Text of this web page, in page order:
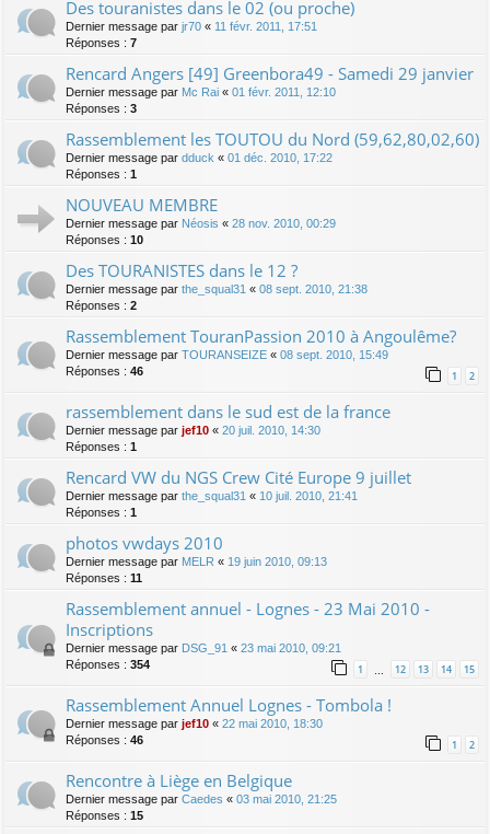
Des touranistes dans le 02 (ou proche)
Dernier message par jr70 « 11 févr. 2011, 17:51
Réponses : 7
Rencard Angers [49] Greenbora49 - Samedi 29 janvier
Dernier message par Mc Rai « 01 févr. 2011, 12:10
Réponses : 3
Rassemblement les TOUTOU du Nord (59,62,80,02,60)
Dernier message par dduck « 01 déc. 2010, 17:22
Réponses : 1
NOUVEAU MEMBRE
Dernier message par Néosis « 28 nov. 2010, 00:29
Réponses : 10
Des TOURANISTES dans le 12 ?
Dernier message par the_squal31 « 08 sept. 2010, 21:38
Réponses : 2
Rassemblement TouranPassion 2010 à Angoulême?
Dernier message par TOURANSEIZE « 08 sept. 2010, 15:49
Réponses : 46 1 2
rassemblement dans le sud est de la france
Dernier message par jef10 « 20 juil. 2010, 14:30
Réponses : 1
Rencard VW du NGS Crew Cité Europe 9 juillet
Dernier message par the_squal31 « 10 juil. 2010, 21:41
Réponses : 1
photos vwdays 2010
Dernier message par MELR « 19 juin 2010, 09:13
Réponses : 11
Rassemblement annuel - Lognes - 23 Mai 2010 -
Inscriptions
Dernier message par DSG_91 « 23 mai 2010, 09:21
Réponses : 354 1 … 12 13 14 15
Rassemblement Annuel Lognes - Tombola !
Dernier message par jef10 « 22 mai 2010, 18:30
Réponses : 46 1 2
Rencontre à Liège en Belgique
Dernier message par Caedes « 03 mai 2010, 21:25
Réponses : 15